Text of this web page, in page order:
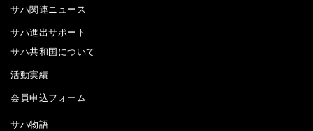
サハ関連ニュース
サハ進出サポート
サハ共和国について
活動実績
会員申込フォーム
サハ物語